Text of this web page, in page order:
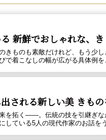
新鮮でおしゃれな、
きものも素敵だけれど、もう少
で着こなしの幅が広がる具体例を
される新しい美 きも
を拓く――。伝統の技を引継ぎな
している5人の現代作家のお話を